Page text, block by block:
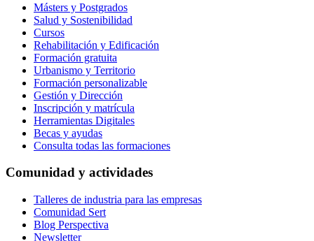
Másters y Postgrados
Salud y Sostenibilidad
Cursos
Rehabilitación y Edificación
Formación gratuita
Urbanismo y Territorio
Formación personalizable
Gestión y Dirección
Inscripción y matrícula
Herramientas Digitales
Becas y ayudas
Consulta todas las formaciones
Comunidad y actividades
Talleres de industria para las empresas
Comunidad Sert
Blog Perspectiva
Newsletter